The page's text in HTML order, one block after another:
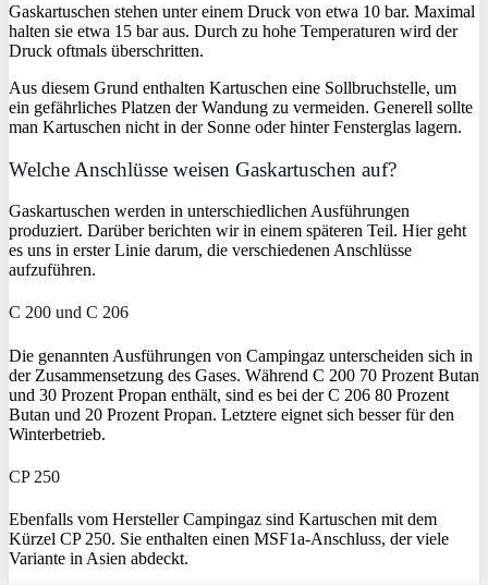
Gaskartuschen stehen unter einem Druck von etwa 10 bar. Maximal
halten sie etwa 15 bar aus. Durch zu hohe Temperaturen wird der
Druck oftmals überschritten.
Aus diesem Grund enthalten Kartuschen eine Sollbruchstelle, um
ein gefährliches Platzen der Wandung zu vermeiden. Generell sollte
man Kartuschen nicht in der Sonne oder hinter Fensterglas lagern.
Welche Anschlüsse weisen Gaskartuschen auf?
Gaskartuschen werden in unterschiedlichen Ausführungen
produziert. Darüber berichten wir in einem späteren Teil. Hier geht
es uns in erster Linie darum, die verschiedenen Anschlüsse
aufzuführen.
C 200 und C 206
Die genannten Ausführungen von Campingaz unterscheiden sich in
der Zusammensetzung des Gases. Während C 200 70 Prozent Butan
und 30 Prozent Propan enthält, sind es bei der C 206 80 Prozent
Butan und 20 Prozent Propan. Letztere eignet sich besser für den
Winterbetrieb.
CP 250
Ebenfalls vom Hersteller Campingaz sind Kartuschen mit dem
Kürzel CP 250. Sie enthalten einen MSF1a-Anschluss, der viele
Variante in Asien abdeckt.